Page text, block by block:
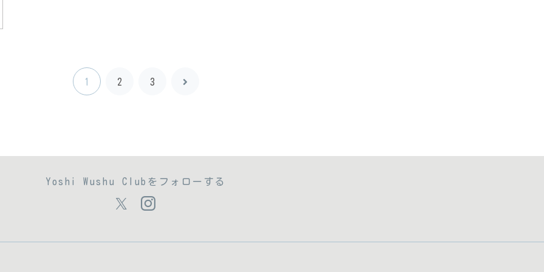
1 2 3 次
Yoshi Wushu Clubをフォローする